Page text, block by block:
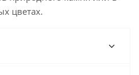
цветах.